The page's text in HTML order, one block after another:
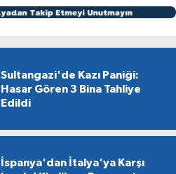
Sultangazi'de Kazı Paniği:
Hasar Gören 3 Bina Tahliye
Edildi
İspanya'dan İtalya'ya Karşı